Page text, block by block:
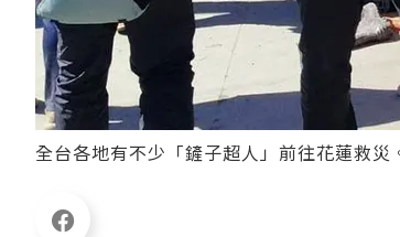
全台各地有不少「鏟子超人」前往花蓮救災